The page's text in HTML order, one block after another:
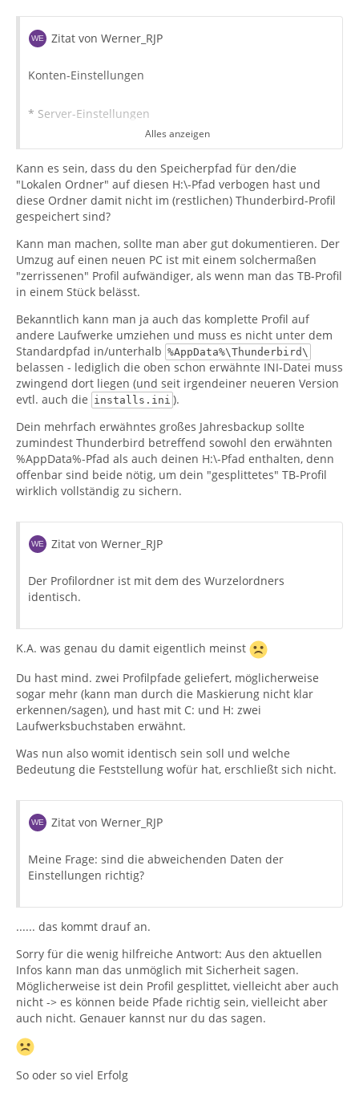
Zitat von Werner_RJP
Konten-Einstellungen
* Server-Einstellungen
- Nachrichtenspeicher Lokaler Ordner:
H:\local\
<username>\Appdata\Roaming\Thunderbird\Profiles\V*
***.default\ImapMail\<secureimap>
Register Lokale Ordner
* Konto-Einstellungen
- Nachrichtenspeicher
H:\local\
<username>\AppData\Roaming\Thunderbird\Profiles\V*
***.default\Z-LOCAL-Backup\Mail\Local Folders
Alles anzeigen
Kann es sein, dass du den Speicherpfad für den/die
"Lokalen Ordner" auf diesen H:\-Pfad verbogen hast und
diese Ordner damit nicht im (restlichen) Thunderbird-Profil
gespeichert sind?
Kann man machen, sollte man aber gut dokumentieren. Der
Umzug auf einen neuen PC ist mit einem solchermaßen
"zerrissenen" Profil aufwändiger, als wenn man das TB-Profil
in einem Stück belässt.
Bekanntlich kann man ja auch das komplette Profil auf
andere Laufwerke umziehen und muss es nicht unter dem
Standardpfad in/unterhalb %AppData%\Thunderbird\
belassen - lediglich die oben schon erwähnte INI-Datei muss
zwingend dort liegen (und seit irgendeiner neueren Version
evtl. auch die installs.ini ).
Dein mehrfach erwähntes großes Jahresbackup sollte
zumindest Thunderbird betreffend sowohl den erwähnten
%AppData%-Pfad als auch deinen H:\-Pfad enthalten, denn
offenbar sind beide nötig, um dein "gesplittetes" TB-Profil
wirklich vollständig zu sichern.
Zitat von Werner_RJP
Der Profilordner ist mit dem des Wurzelordners
identisch.
K.A. was genau du damit eigentlich meinst
Du hast mind. zwei Profilpfade geliefert, möglicherweise
sogar mehr (kann man durch die Maskierung nicht klar
erkennen/sagen), und hast mit C: und H: zwei
Laufwerksbuchstaben erwähnt.
Was nun also womit identisch sein soll und welche
Bedeutung die Feststellung wofür hat, erschließt sich nicht.
Zitat von Werner_RJP
Meine Frage: sind die abweichenden Daten der
Einstellungen richtig?
...... das kommt drauf an.
Sorry für die wenig hilfreiche Antwort: Aus den aktuellen
Infos kann man das unmöglich mit Sicherheit sagen.
Möglicherweise ist dein Profil gesplittet, vielleicht aber auch
nicht -> es können beide Pfade richtig sein, vielleicht aber
auch nicht. Genauer kannst nur du das sagen.
So oder so viel Erfolg